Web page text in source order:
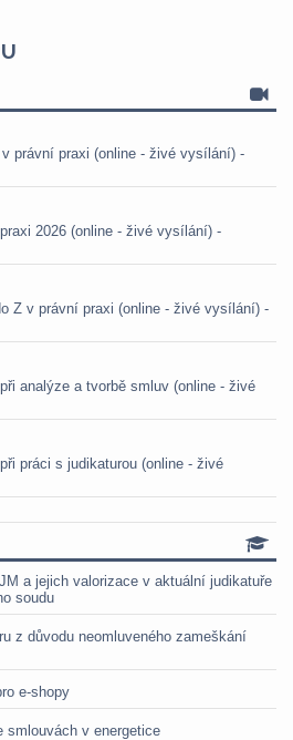
právní praxi (online - živé vysílání) -
2026 (online - živé vysílání) -
Z v právní praxi (online - živé vysílání) -
analýze a tvorbě smluv (online - živé
práci s judikaturou (online - živé
a jejich valorizace v aktuální judikatuře
soudu
z důvodu neomluveného zameškání
e-shopy
smlouvách v energetice